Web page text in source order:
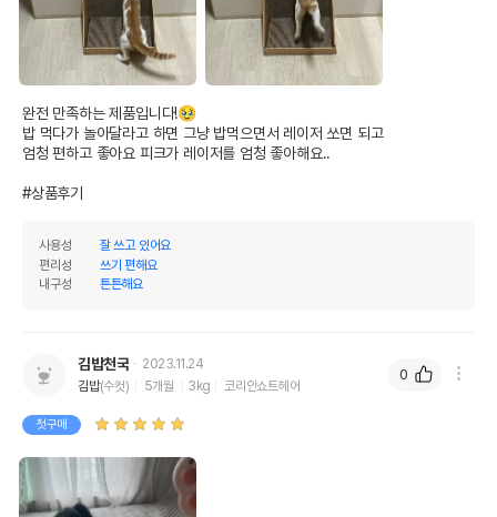
완전 만족하는 제품입니다!🥹
밥 먹다가 놀아달라고 하면 그냥 밥먹으면서 레이저 쏘면 되고
엄청 편하고 좋아요 피크가 레이저를 엄청 좋아해요..
#상품후기
사용성
잘 쓰고 있어요
편리성
쓰기 편해요
내구성
튼튼해요
김밥천국
2023.11.24
김밥(수컷) 5개월 3kg 코리안쇼트헤어
첫구매
0